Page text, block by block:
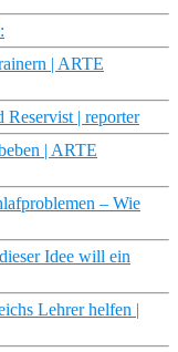
| ARTE
| reporter
| ARTE
– Wie
Idee will ein
Lehrer helfen |